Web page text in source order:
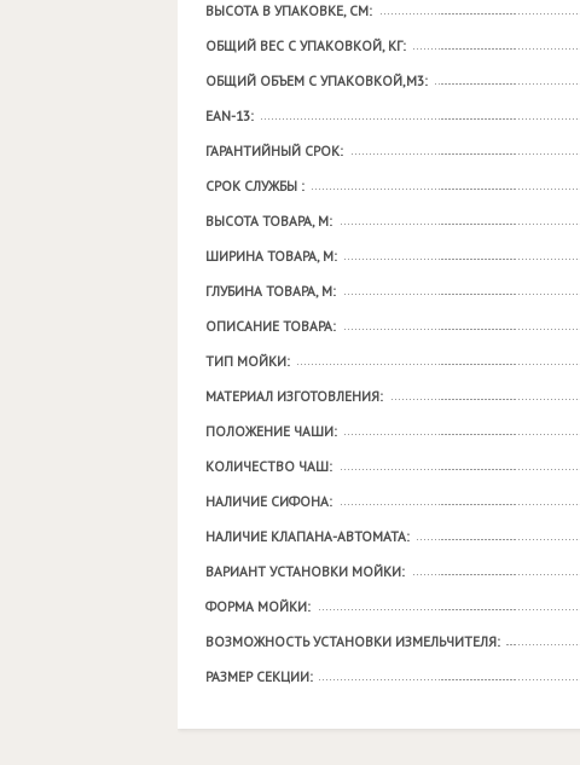
ВЫСОТА В УПАКОВКЕ, СМ:
ОБЩИЙ ВЕС С УПАКОВКОЙ, КГ:
ОБЩИЙ ОБЪЕМ С УПАКОВКОЙ,М3:
EAN-13:
ГАРАНТИЙНЫЙ СРОК:
СРОК СЛУЖБЫ :
ВЫСОТА ТОВАРА, М:
ШИРИНА ТОВАРА, М:
ГЛУБИНА ТОВАРА, М:
ОПИСАНИЕ ТОВАРА:
ТИП МОЙКИ:
МАТЕРИАЛ ИЗГОТОВЛЕНИЯ:
ПОЛОЖЕНИЕ ЧАШИ:
КОЛИЧЕСТВО ЧАШ:
НАЛИЧИЕ СИФОНА:
НАЛИЧИЕ КЛАПАНА-АВТОМАТА:
ВАРИАНТ УСТАНОВКИ МОЙКИ:
ФОРМА МОЙКИ:
ВОЗМОЖНОСТЬ УСТАНОВКИ ИЗМЕЛЬЧИТЕЛЯ:
РАЗМЕР СЕКЦИИ: